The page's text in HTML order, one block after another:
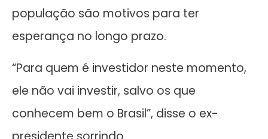
população são motivos para ter
esperança no longo prazo.
“Para quem é investidor neste momento,
ele não vai investir, salvo os que
conhecem bem o Brasil”, disse o ex-